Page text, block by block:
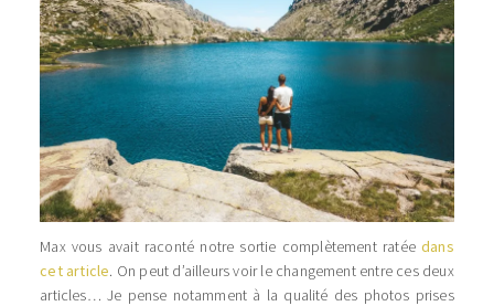
Max vous avait raconté notre sortie complètement ratéedans
cet article. On peut d’ailleurs voir le changement entre ces deux
articles… Je pense notamment à la qualité des photos prises